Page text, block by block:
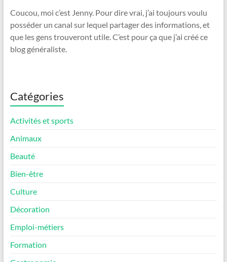
Coucou, moi c’est Jenny. Pour dire vrai, j’ai toujours voulu
posséder un canal sur lequel partager des informations, et
que les gens trouveront utile. C’est pour ça que j’ai créé ce
blog généraliste.
Catégories
Activités et sports
Animaux
Beauté
Bien-être
Culture
Décoration
Emploi-métiers
Formation